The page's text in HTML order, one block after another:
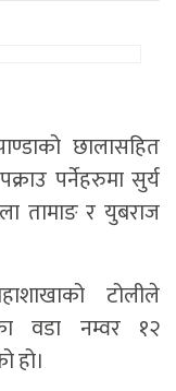
छालासहित
पर्नेहरुमा सुर्य
तामाङ र युबराज
टोलीले
वडा नम्वर १२
हो।